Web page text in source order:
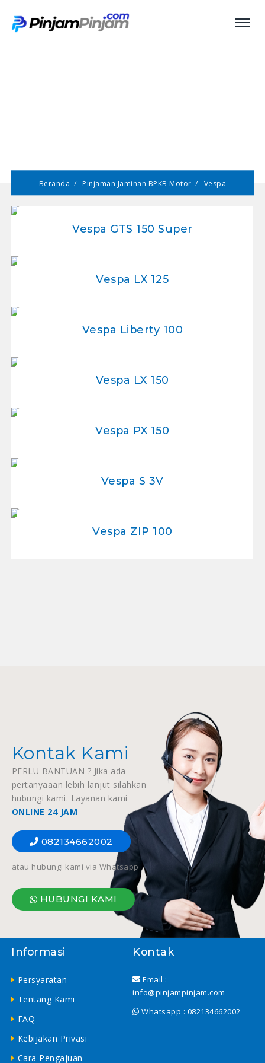
Beranda Pinjaman Jaminan BPKB Motor Vespa
Vespa GTS 150 Super
Vespa LX 125
Vespa Liberty 100
Vespa LX 150
Vespa PX 150
Vespa S 3V
Vespa ZIP 100
Kontak Kami
PERLU BANTUAN ? Jika ada
pertanyaaan lebih lanjut silahkan
hubungi kami. Layanan kami
ONLINE 24 JAM
082134662002
atau hubungi kami via Whatsapp
HUBUNGI KAMI
Informasi
Persyaratan
Tentang Kami
FAQ
Kebijakan Privasi
Cara Pengajuan
Kontak
Email :
info@pinjampinjam.com
Whatsapp : 082134662002